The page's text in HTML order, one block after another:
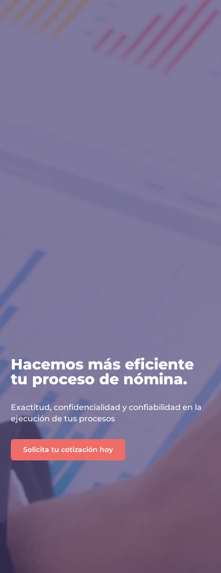
Hacemos más eficiente
tu proceso de nómina.
Exactitud, confidencialidad y confiabilidad en la
ejecución de tus procesos
Solicita tu cotización hoy